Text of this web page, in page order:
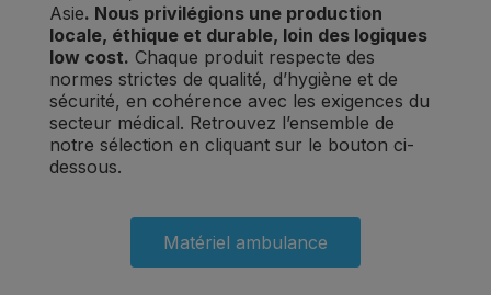
Asie. Nous privilégions une production
locale, éthique et durable, loin des logiques
low cost. Chaque produit respecte des
normes strictes de qualité, d’hygiène et de
sécurité, en cohérence avec les exigences du
secteur médical. Retrouvez l’ensemble de
notre sélection en cliquant sur le bouton ci-
dessous.
Matériel ambulance